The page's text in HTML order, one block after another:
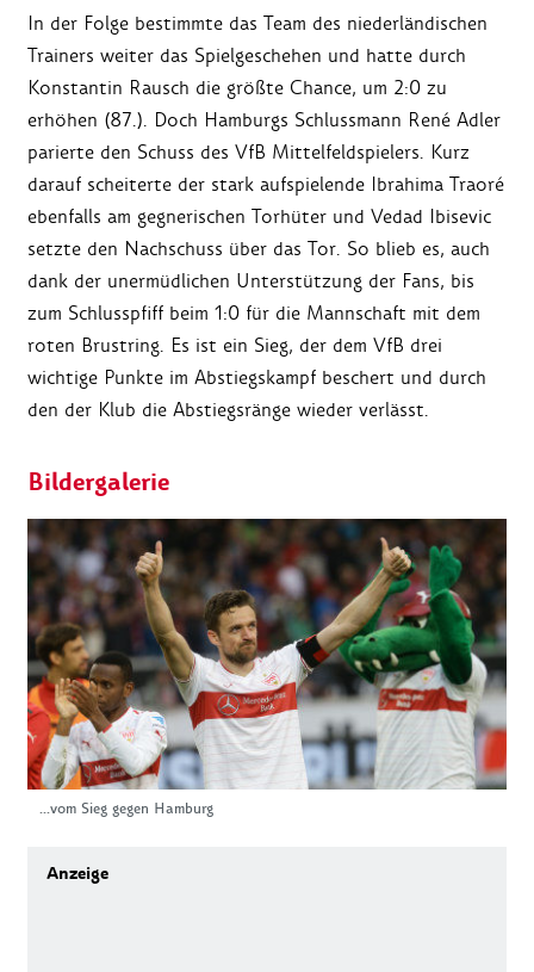
In der Folge bestimmte das Team des niederländischen
Trainers weiter das Spielgeschehen und hatte durch
Konstantin Rausch die größte Chance, um 2:0 zu
erhöhen (87.). Doch Hamburgs Schlussmann René Adler
parierte den Schuss des VfB Mittelfeldspielers. Kurz
darauf scheiterte der stark aufspielende Ibrahima Traoré
ebenfalls am gegnerischen Torhüter und Vedad Ibisevic
setzte den Nachschuss über das Tor. So blieb es, auch
dank der unermüdlichen Unterstützung der Fans, bis
zum Schlusspfiff beim 1:0 für die Mannschaft mit dem
roten Brustring. Es ist ein Sieg, der dem VfB drei
wichtige Punkte im Abstiegskampf beschert und durch
den der Klub die Abstiegsränge wieder verlässt.
Bildergalerie
...vom Sieg gegen Hamburg